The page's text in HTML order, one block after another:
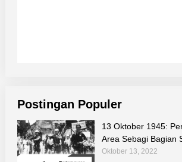
Postingan Populer
13 Oktober 1945:
Area Sebagi Bagian
Perjuangan Bangsa
Oktober 13, 2022